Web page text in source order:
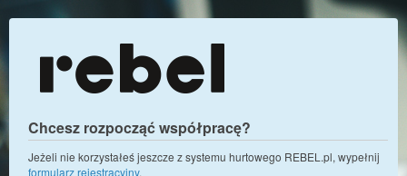
Chcesz rozpocząć współpracę?
Jeżeli nie korzystałeś jeszcze z systemu hurtowego REBEL.pl, wypełnij
formularz rejestracyjny.